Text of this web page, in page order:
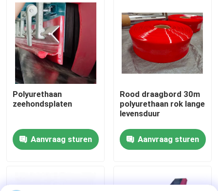
Fabrieksreis
Kwaliteitscontrole
Contacteer ons
Alumina Ceramische Voering
Polyurethaan
zeehondsplaten
Aanvraag sturen
Rood draagbord 30m
polyurethaan rok lange
levensduur
Aanvraag sturen